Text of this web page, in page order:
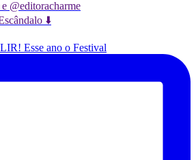
@editoracharme
⬇️
Esse ano o Festival